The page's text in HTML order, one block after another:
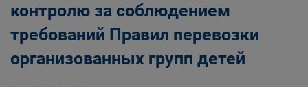
контролю за соблюдением
требований Правил перевозки
организованных групп детей